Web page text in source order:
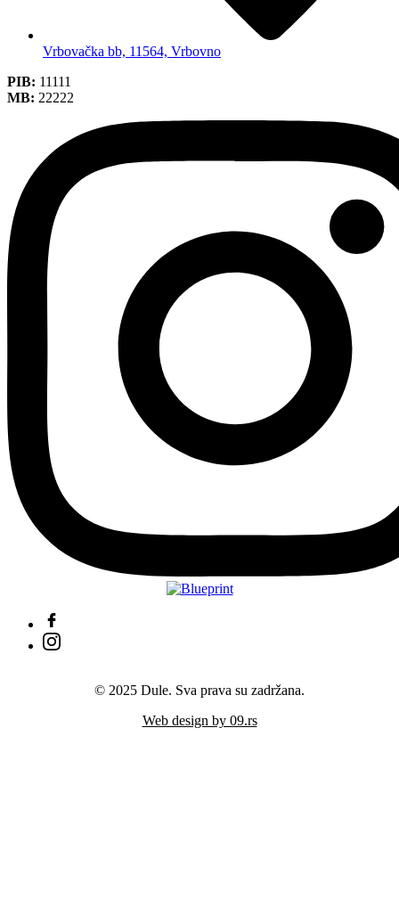
Vrbovačka bb, 11564, Vrbovno
PIB: 11111
MB: 22222
© 2025 Dule. Sva prava su zadržana.
Web design by 09.rs